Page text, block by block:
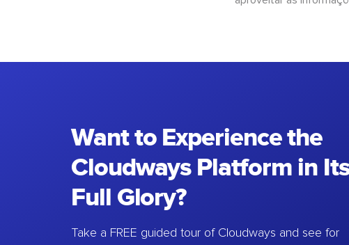
Want to Experience the
Cloudways Platform in
Full Glory?
Take a FREE guided tour of Cloudways and see for